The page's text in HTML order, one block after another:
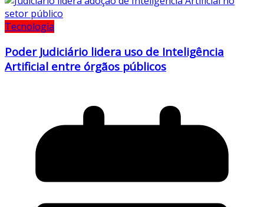
Tecnologia
Poder Judiciário lidera uso de Inteligência
Artificial entre órgãos públicos